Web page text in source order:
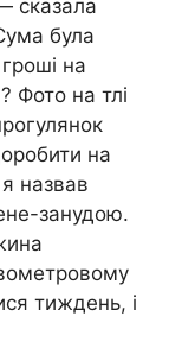
сказала
була
на
Фото на тлі
на
назвав
занудою.
тиждень, і